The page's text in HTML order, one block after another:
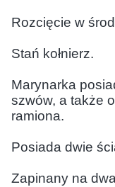
Rozcięcie w
Stań kołnierz.
Marynarka
szwów, a także
ramiona.
Posiada dwie
Zapinany na